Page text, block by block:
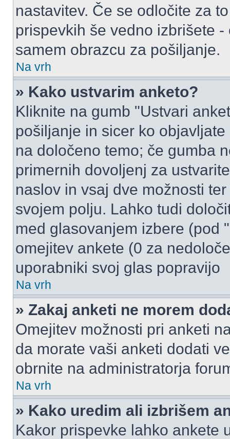
nastavitev. Če se odločite za
prispevkih še vedno izbrišete
samem obrazcu za pošiljanje.
Na vrh
» Kako ustvarim anketo?
Kliknite na gumb "Ustvari
pošiljanje in sicer ko
na določeno temo; če gumba
primernih dovoljenj za
naslov in vsaj dve možnosti
svojem polju. Lahko tudi
med glasovanjem izbere (pod
omejitev ankete (0 za
uporabniki svoj glas popravijo
Na vrh
» Zakaj anketi ne morem
Omejitev možnosti pri anketi
da morate vaši anketi dodati
obrnite na administratorja
Na vrh
» Kako uredim ali izbrišem
Kakor prispevke lahko ankete